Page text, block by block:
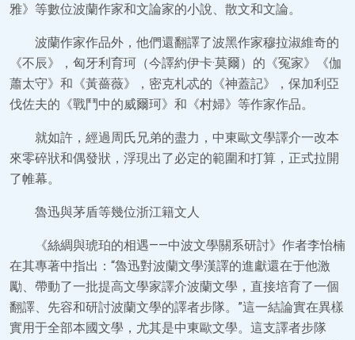
雅》等數位波蘭作家和文論家的小說、散文和文論。
波蘭作家作品外，他們還翻譯了波黑作家穆拉淑維奇的
《不辰》，匈牙利育珂（今譯約伊卡·莫爾）的《冤家》《伽
蕭太守》和《黃薔薇》，密克札忒的《神蓋記》，保加利亞
伐佐夫的《戰鬥中的威爾珂》和《村婦》等作家作品。
就如許，經過周氏兄弟的盡力，中東歐文學譯介一改本
來零碎狀和偶發狀，浮現出了必定的範圍和打算，正式拉開
了帷幕。
魯迅與茅盾等幾位浙江籍文人
《絲綢與琥珀的相遇——中波文學關系研討》作者李怡楠
在其專著中指出：“魯迅對波蘭文學漢譯的進獻還在于他激
勵、帶動了一批提高文學家譯介波蘭文學，直接培育了一個
翻譯、先容和研討波蘭文學的譯者步隊。”這一結論實在異樣
實用于全部本國文學，尤其是中東歐文學。這支譯者步隊